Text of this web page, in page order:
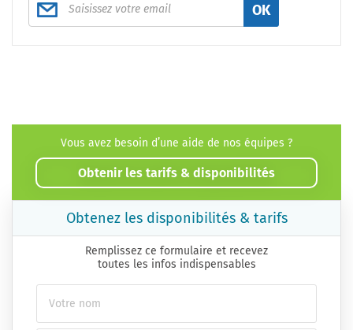
OK
Vous avez besoin d’une aide de nos équipes ?
Obtenir les tarifs & disponibilités
Obtenez les disponibilités & tarifs
Remplissez ce formulaire et recevez
toutes les infos indispensables